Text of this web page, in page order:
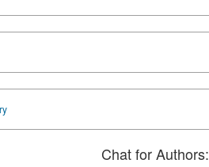
Chat for Authors: